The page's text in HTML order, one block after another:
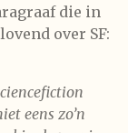
die in
over SF:
eens zo’n